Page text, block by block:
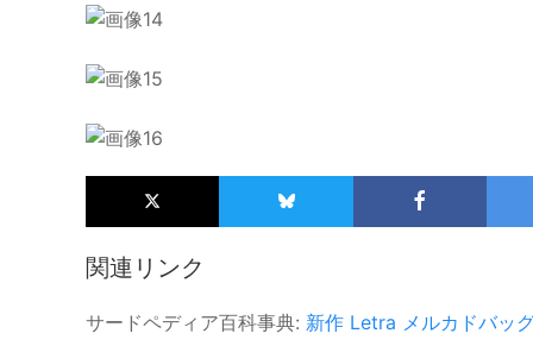
関連リンク
サードペディア百科事典: 新作 Letra メルカドバッ